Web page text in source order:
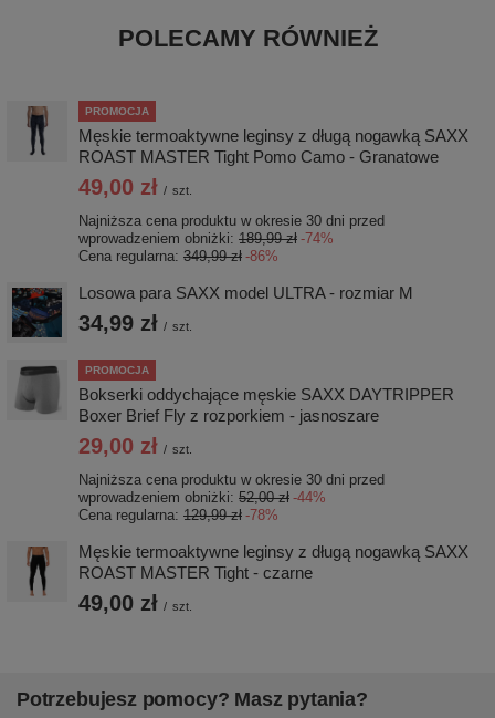
POLECAMY RÓWNIEŻ
PROMOCJA
Męskie termoaktywne leginsy z długą nogawką SAXX
ROAST MASTER Tight Pomo Camo - Granatowe
49,00 zł / szt.
Najniższa cena produktu w okresie 30 dni przed
wprowadzeniem obniżki: 189,99 zł -74%
Cena regularna: 349,99 zł -86%
Losowa para SAXX model ULTRA - rozmiar M
34,99 zł / szt.
PROMOCJA
Bokserki oddychające męskie SAXX DAYTRIPPER
Boxer Brief Fly z rozporkiem - jasnoszare
29,00 zł / szt.
Najniższa cena produktu w okresie 30 dni przed
wprowadzeniem obniżki: 52,00 zł -44%
Cena regularna: 129,99 zł -78%
Męskie termoaktywne leginsy z długą nogawką SAXX
ROAST MASTER Tight - czarne
49,00 zł / szt.
Potrzebujesz pomocy? Masz pytania?